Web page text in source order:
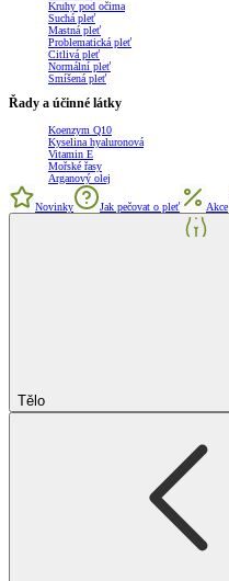
Kruhy pod očima
Suchá pleť
Mastná pleť
Problematická pleť
Citlivá pleť
Normální pleť
Smíšená pleť
Řady a účinné látky
Koenzym Q10
Kyselina hyaluronová
Vitamin E
Mořské řasy
Arganový olej
Novinky Jak pečovat o pleť Akce
Tělo